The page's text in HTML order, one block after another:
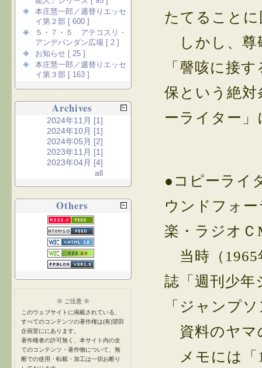
たてること
しかし、尊
「謦咳に接
保という絶
ーライター
●コピーライ
ウンドフォ
楽・ラジオ
当時（1965
誌「週刊少年
「ジャンプ
資料のヤマ
メモには「
本庄慧一郎／週替りエッセ
イ第２部 [ 600 ]
５・７・５ アテコスリ・
アンデパンダン広場 [ 2 ]
お知らせ [ 25 ]
本庄慧一郎／週替りエッセ
イ第３部 [ 163 ]
Archives
2024年11月 [1]
2024年10月 [1]
2024年05月 [2]
2023年11月 [1]
2023年04月 [4]
all
Others
※ ご注意 ※
このウェブサイトに掲載されている、
すべてのコンテンツの著作権は(有)望田
企画室ににあります。
著作権者の許可無く、本サイト内の全
てのコンテンツ・著作物について、無
断での使用・転載・加工は一切お断り